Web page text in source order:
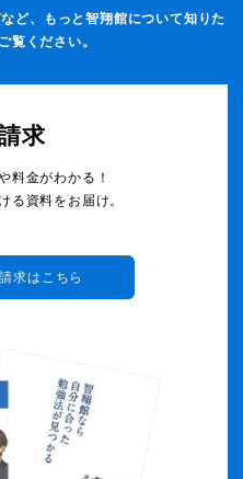
ど、もっと智翔館について知りた
覧ください。
求
料金がわかる！
る資料をお届け。
求はこちら